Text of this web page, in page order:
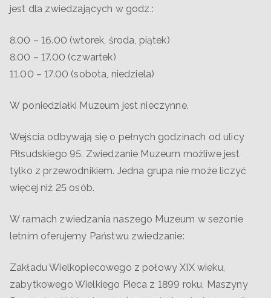
jest dla zwiedzających w godz.:
8.00 – 16.00 (wtorek, środa, piątek)
8.00 – 17.00 (czwartek)
11.00 – 17.00 (sobota, niedziela)
W poniedziałki Muzeum jest nieczynne.
Wejścia odbywają się o pełnych godzinach od ulicy
Piłsudskiego 95. Zwiedzanie Muzeum możliwe jest
tylko z przewodnikiem. Jedna grupa nie może liczyć
więcej niż 25 osób.
W ramach zwiedzania naszego Muzeum w sezonie
letnim oferujemy Państwu zwiedzanie:
Zakładu Wielkopiecowego z połowy XIX wieku,
zabytkowego Wielkiego Pieca z 1899 roku, Maszyny